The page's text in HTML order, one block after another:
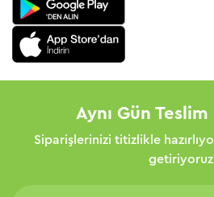
Aynı Gün
Siparişlerinizi titizlikle
getiriyoruz